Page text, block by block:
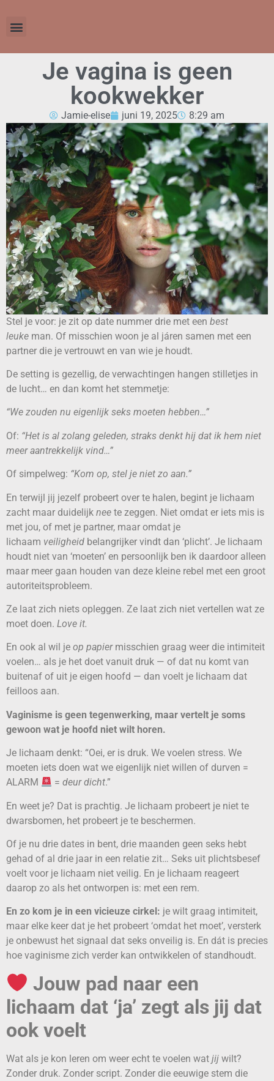
Je vagina is geen
kookwekker
Jamie-elise juni 19, 2025 8:29 am
Stel je voor: je zit op date nummer drie met een best
leuke man. Of misschien woon je al járen samen met een
partner die je vertrouwt en van wie je houdt.
De setting is gezellig, de verwachtingen hangen stilletjes in
de lucht… en dan komt het stemmetje:
“We zouden nu eigenlijk seks moeten hebben…”
Of: “Het is al zolang geleden, straks denkt hij dat ik hem niet
meer aantrekkelijk vind…”
Of simpelweg: “Kom op, stel je niet zo aan.”
En terwijl jij jezelf probeert over te halen, begint je lichaam
zacht maar duidelijk nee te zeggen. Niet omdat er iets mis is
met jou, of met je partner, maar omdat je
lichaam veiligheid belangrijker vindt dan ‘plicht’. Je lichaam
houdt niet van ‘moeten’ en persoonlijk ben ik daardoor alleen
maar meer gaan houden van deze kleine rebel met een groot
autoriteitsprobleem.
Ze laat zich niets opleggen. Ze laat zich niet vertellen wat ze
moet doen. Love it.
En ook al wil je op papiermisschien graag weer die intimiteit
voelen… als je het doet vanuit druk — of dat nu komt van
buitenaf of uit je eigen hoofd — dan voelt je lichaam dat
feilloos aan.
Vaginisme is geen tegenwerking, maar vertelt je soms
gewoon wat je hoofd niet wilt horen.
Je lichaam denkt: “Oei, er is druk. We voelen stress. We
moeten iets doen wat we eigenlijk niet willen of durven =
ALARM
=deur dicht.”
En weet je? Dat is prachtig. Je lichaam probeert je niet te
dwarsbomen, het probeert je te beschermen.
Of je nu drie dates in bent, drie maanden geen seks hebt
gehad of al drie jaar in een relatie zit… Seks uit plichtsbesef
voelt voor je lichaam niet veilig. En je lichaam reageert
daarop zo als het ontworpen is: met een rem.
En zo kom je in een vicieuze cirkel: je wilt graag intimiteit,
maar elke keer dat je het probeert ‘omdat het moet’, versterk
je onbewust het signaal dat seks onveilig is. En dát is precies
hoe vaginisme zich verder kan ontwikkelen of standhoudt.
Jouw pad naar een
lichaam dat ‘ja’ zegt als jij dat
ook voelt
Wat als je kon leren om weer echt te voelen wat jij wilt?
Zonder druk. Zonder script. Zonder die eeuwige stem die